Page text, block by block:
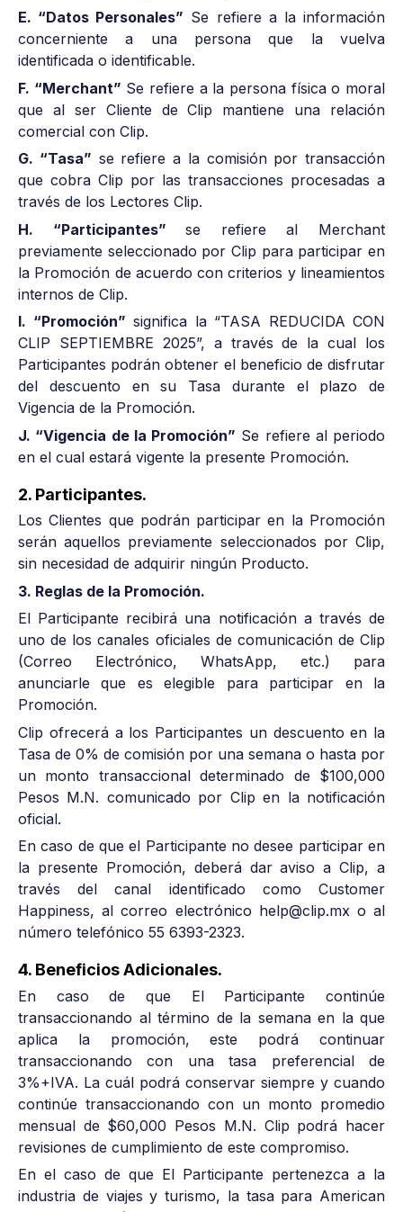
E. “Datos Personales” Se refiere a la información
concerniente a una persona que la vuelva
identificada o identificable.
F. “Merchant” Se refiere a la persona física o moral
que al ser Cliente de Clip mantiene una relación
comercial con Clip.
G. “Tasa” se refiere a la comisión por transacción
que cobra Clip por las transacciones procesadas a
través de los Lectores Clip.
H. “Participantes”se refiere al Merchant
previamente seleccionado por Clip para participar en
la Promoción de acuerdo con criterios y lineamientos
internos de Clip.
I. “Promoción” significa la “TASA REDUCIDA CON
CLIP SEPTIEMBRE 2025”, a través de la cual los
Participantes podrán obtener el beneficio de disfrutar
del descuento en su Tasa durante el plazo de
Vigencia de la Promoción.
J. “Vigencia de la Promoción” Se refiere al periodo
en el cual estará vigente la presente Promoción.
2. Participantes.
Los Clientes que podrán participar en la Promoción
serán aquellos previamente seleccionados por Clip,
sin necesidad de adquirir ningún Producto.
3. Reglas de la Promoción.
El Participante recibirá una notificación a través de
uno de los canales oficiales de comunicación de Clip
(Correo Electrónico, WhatsApp, etc.) para
anunciarle que es elegible para participar en la
Promoción.
Clip ofrecerá a los Participantes un descuento en la
Tasa de 0% de comisión por una semana o hasta por
un monto transaccional determinado de $100,000
Pesos M.N. comunicado por Clip en la notificación
oficial.
En caso de que el Participante no desee participar en
la presente Promoción, deberá dar aviso a Clip, a
través del canal identificado como Customer
Happiness, al correo electrónico help@clip.mx o al
número telefónico 55 6393-2323.
4. Beneficios Adicionales.
En caso de que El Participante continúe
transaccionando al término de la semana en la que
aplica la promoción, este podrá continuar
transaccionando con una tasa preferencial de
3%+IVA. La cuál podrá conservar siempre y cuando
continúe transaccionando con un monto promedio
mensual de $60,000 Pesos M.N. Clip podrá hacer
revisiones de cumplimiento de este compromiso.
En el caso de que El Participante pertenezca a la
industria de viajes y turismo, la tasa para American